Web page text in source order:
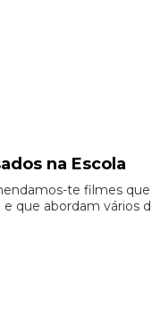
na Escola
te filmes
e que abordam vários